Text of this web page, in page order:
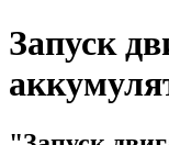
Запуск